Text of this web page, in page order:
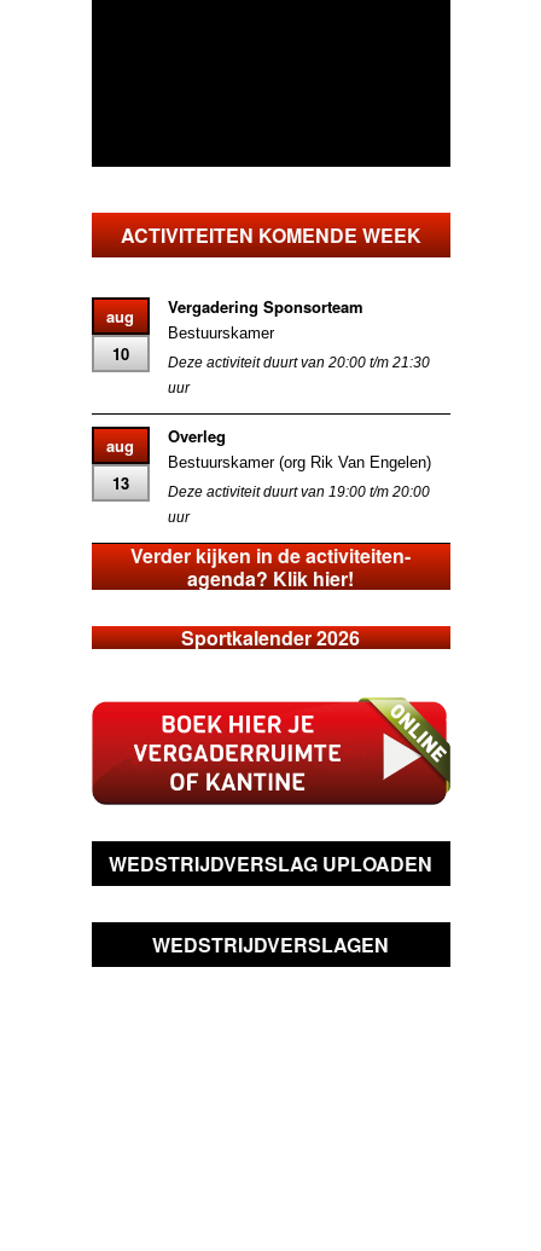
ACTIVITEITEN KOMENDE WEEK
aug
10
Vergadering Sponsorteam
Bestuurskamer
Deze activiteit duurt van 20:00 t/m 21:30
uur
aug
13
Overleg
Bestuurskamer (org Rik Van Engelen)
Deze activiteit duurt van 19:00 t/m 20:00
uur
Verder kijken in de activiteiten-
agenda? Klik hier!
Sportkalender 2026
WEDSTRIJDVERSLAG UPLOADEN
WEDSTRIJDVERSLAGEN